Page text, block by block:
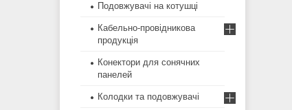
Подовжувачі на котушці
Кабельно-провідникова
продукція
Конектори для сонячних
панелей
Колодки та подовжувачі